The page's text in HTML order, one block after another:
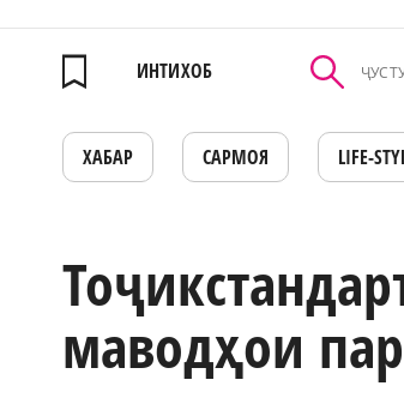
ИНТИХОБ
ХАБАР САРМОЯ LIFE-
маводҳои